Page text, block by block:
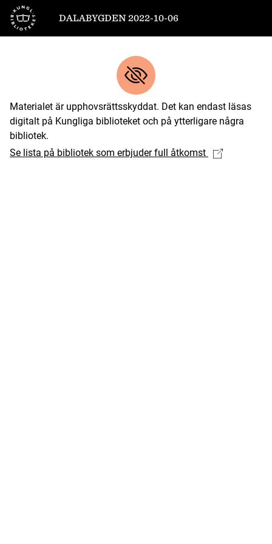
Till startsidan
DALABYGDEN 2022-10-06
Materialet är upphovsrättsskyddat. Det kan endast läsas
digitalt på Kungliga biblioteket och på ytterligare några
bibliotek.
Se lista på bibliotek som erbjuder full åtkomst